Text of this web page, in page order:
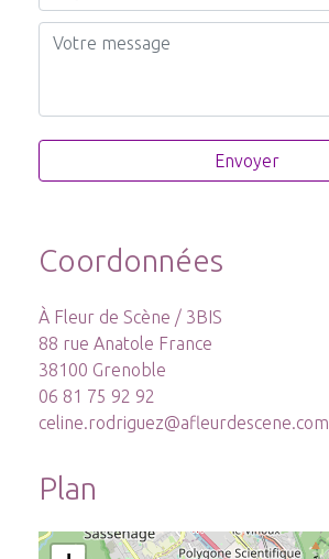
Coordonnées
À Fleur de Scène / 3BIS
88 rue Anatole France
38100 Grenoble
06 81 75 92 92
celine.rodriguez@afleurdescene.com
Plan